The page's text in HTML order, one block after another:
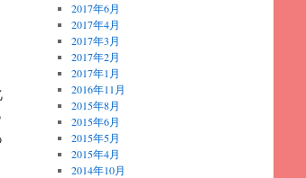
2017年6月
2017年4月
2017年3月
2017年2月
2017年1月
2016年11月
2015年8月
2015年6月
2015年5月
2015年4月
2014年10月